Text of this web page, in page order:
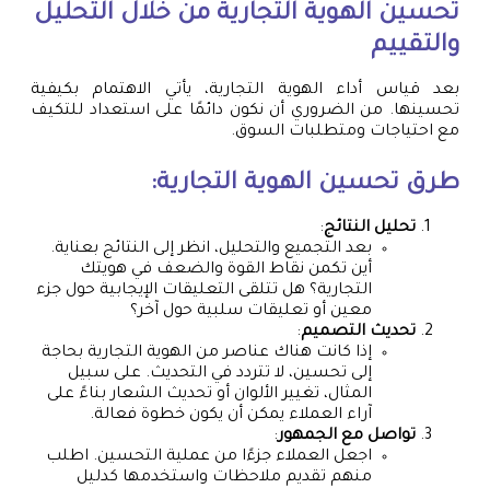
تحسين الهوية التجارية من خلال التحليل
والتقييم
بعد قياس أداء الهوية التجارية، يأتي الاهتمام بكيفية
تحسينها. من الضروري أن نكون دائمًا على استعداد للتكيف
مع احتياجات ومتطلبات السوق.
طرق تحسين الهوية التجارية:
تحليل النتائج:
بعد التجميع والتحليل، انظر إلى النتائج بعناية.
أين تكمن نقاط القوة والضعف في هويتك
التجارية؟ هل تتلقى التعليقات الإيجابية حول جزء
معين أو تعليقات سلبية حول آخر؟
تحديث التصميم:
إذا كانت هناك عناصر من الهوية التجارية بحاجة
إلى تحسين، لا تتردد في التحديث. على سبيل
المثال، تغيير الألوان أو تحديث الشعار بناءً على
آراء العملاء يمكن أن يكون خطوة فعالة.
تواصل مع الجمهور:
اجعل العملاء جزءًا من عملية التحسين. اطلب
منهم تقديم ملاحظات واستخدمها كدليل